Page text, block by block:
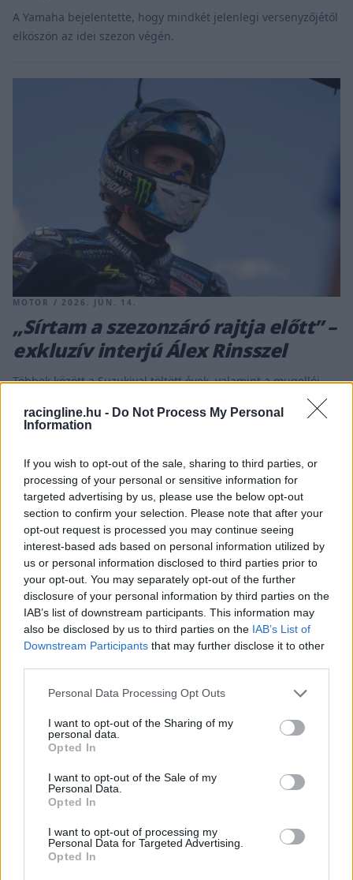
racingline.hu - Do Not Process My Personal
Information
If you wish to opt-out of the sale, sharing to third parties, or
processing of your personal or sensitive information for
targeted advertising by us, please use the below opt-out
section to confirm your selection. Please note that after your
opt-out request is processed you may continue seeing
interest-based ads based on personal information utilized by
us or personal information disclosed to third parties prior to
your opt-out. You may separately opt-out of the further
disclosure of your personal information by third parties on the
IAB’s list of downstream participants. This information may
also be disclosed by us to third parties on the IAB’s List of
Downstream Participants that may further disclose it to other
Please note that this website/app uses one or more Google
not limited to your visit or usage behaviour. You may click to
grant or deny consent to Google and its third-party tags to
use your data for below specified purposes in below Google
consent section.
Personal Data Processing Opt Outs
I want to opt-out of the Sharing of my
personal data.
Opted In
I want to opt-out of the Sale of my
Personal Data.
Opted In
I want to opt-out of processing my
Personal Data for Targeted Advertising.
Opted In
A Yamaha bejelentette, hogy mindkét jelenlegi versenyzőjétől
elköszön az idei szezon végén.
MOTOR / 2026. JÚN. 14.
„Sírtam a szezonzáró rajtja előtt” –
exkluzív interjú Álex Rinsszel
Többek között a Suzukival töltött évek, valamint a mugellói
beszélgetés során.
aknamunkát végezne a csapatnál,
amelytől távozni készül
Korábbi sajtóhírek szerint Quartararo lebeszélte kollégáját
arról, hogy a Yamahához szerződjön.